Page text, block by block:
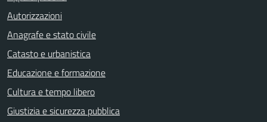
Autorizzazioni
Anagrafe e stato civile
Catasto e urbanistica
Educazione e formazione
Cultura e tempo libero
Giustizia e sicurezza pubblica